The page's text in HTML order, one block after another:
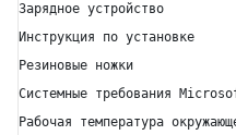
Зарядное устройство
Инструкция по установке
Резиновые ножки
Системные требования
Рабочая температура